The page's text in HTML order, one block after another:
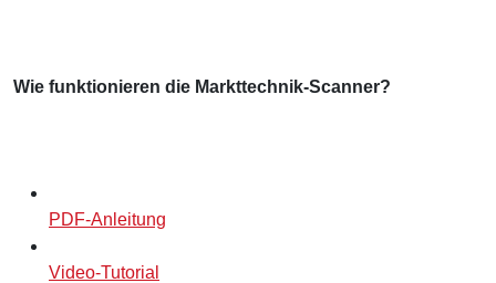
Wie funktionieren die Markttechnik-Scanner?
PDF-Anleitung
Video-Tutorial